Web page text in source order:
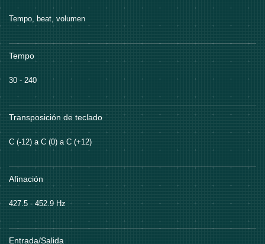
Tempo, beat, volumen
Tempo
30 - 240
Transposición de teclado
C (-12) a C (0) a C (+12)
Afinación
427.5 - 452.9 Hz
Entrada/Salida